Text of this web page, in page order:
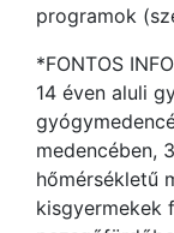
programok
*FONTOS
14 éven aluli
medencében,
hőmérsékletű
kisgyermekek